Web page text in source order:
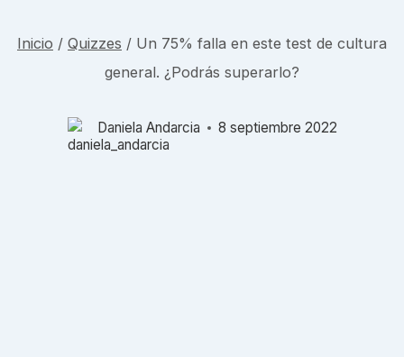
Inicio / Quizzes / Un 75% falla en este test de cultura
general. ¿Podrás superarlo?
Daniela Andarcia 8 septiembre 2022